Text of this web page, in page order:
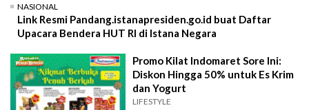
NASIONAL
Link Resmi Pandang.istanapresiden.go.id buat Daftar
Upacara Bendera HUT RI di Istana Negara
Promo Kilat Indomaret Sore Ini:
Diskon Hingga 50% untuk Es Krim
dan Yogurt
LIFESTYLE